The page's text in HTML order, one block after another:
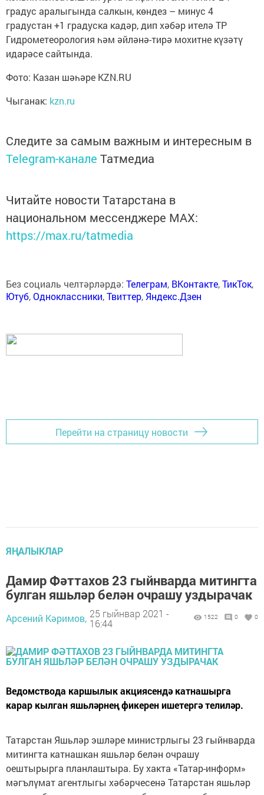
градус аралыгында салкын, көндез – минус 4
градустан +1 градуска кадәр, дип хәбәр ителә ТР
Гидрометеорология һәм әйләнә-тирә мохитне күзәтү
идарәсе сайтында.
Фото: Казан шәһәре KZN.RU
Чыганак: kzn.ru
Следите за самым важным и интересным в
Telegram-канале Татмедиа
Читайте новости Татарстана в
национальном мессенджере MАХ:
https://max.ru/tatmedia
Без социаль челтәрләрдә: Телеграм, ВКонтакте,ТикТок,
Ютуб,Одноклассники,Твиттер, Яндекс.Дзен
Перейти на страницу новости
ЯҢАЛЫКЛАР
Дамир Фәттахов 23 гыйнварда митингта
булган яшьләр белән очрашу уздырачак
Арсений Кәримов, 25 гыйнвар 2021 -
16:44
1522 0 0
Ведомствода каршылык акциясендә катнашырга
карар кылган яшьләрнең фикерен ишетергә телиләр.
Татарстан Яшьләр эшләре министрлыгы 23 гыйнварда
митингта катнашкан яшьләр белән очрашу
оештырырга планлаштыра. Бу хакта «Татар-информ»
мәгълүмат агентлыгы хәбәрчесенә Татарстан яшьләр